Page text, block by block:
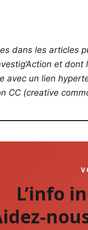
dans les articles
et
avec un lien
CC (creative
L’info